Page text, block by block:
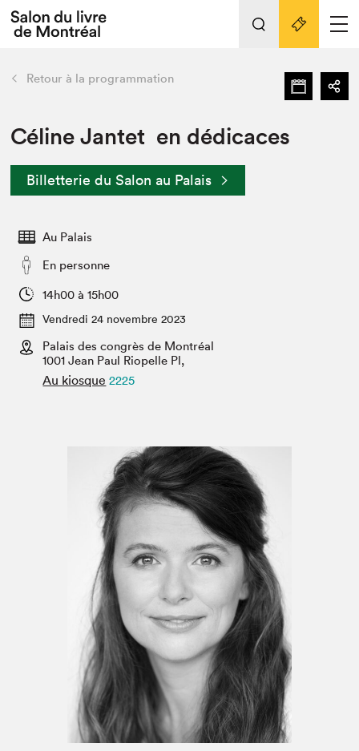
Espace exposant⋅e⋅s
Espace enseignant·e·s
Espace médias
L'événement
Préparer sa visite au Salon
Actualités
SLM PRO
retour Nos activités
Préparer sa visite
Salon dans la ville et en ligne
Projets partenaires
Liens pratiques
Retour à la programmation
Céline Jantet en dédicaces
Billetterie du Salon au Palais
Au Palais
En personne
14h00 à 15h00
Vendredi 24 novembre 2023
Palais des congrès de Montréal
1001 Jean Paul Riopelle Pl,
Au kiosque 2225